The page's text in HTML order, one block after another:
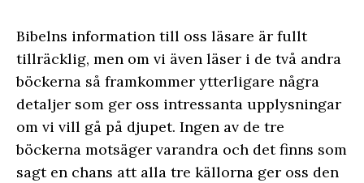
Bibelns information till oss läsare är fullt
tillräcklig, men om vi även läser i de två andra
böckerna så framkommer ytterligare några
detaljer som ger oss intressanta upplysningar
om vi vill gå på djupet. Ingen av de tre
böckerna motsäger varandra och det finns som
sagt en chans att alla tre källorna ger oss den